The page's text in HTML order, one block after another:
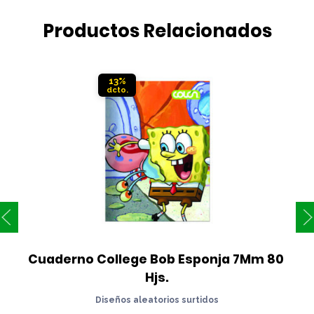
Productos Relacionados
13%
Cuaderno College Bob Esponja 7Mm 80
Hjs.
Diseños aleatorios surtidos